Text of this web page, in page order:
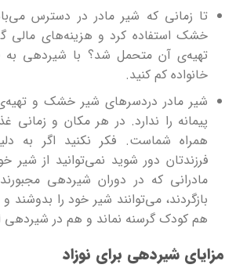
تا زمانی که شیر مادر در دسترس
خشک استفاده کرد و هزینه‌های مالی
تهیه‌ی آن متحمل شد؟ با شیردهی به
خانواده کم کنید.
شیر مادر دردسرهای شیر خشک و
پیمانه را ندارد. در هر مکان و زمانی
همراه شماست. فکر نکنید اگر به
فرزندتان دور شوید نمی‌توانید از شیر
مادرانی که در دوران شیردهی
بازگردند، می‌توانند شیر خود را بدوشند
هم کودک گرسنه نماند و هم در شیردهی
مزایای شیردهی برای نوزاد